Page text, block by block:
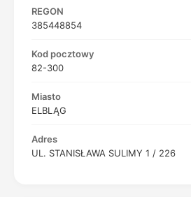
REGON
385448854
Kod pocztowy
82-300
Miasto
ELBLĄG
Adres
UL. STANISŁAWA SULIMY 1 / 226